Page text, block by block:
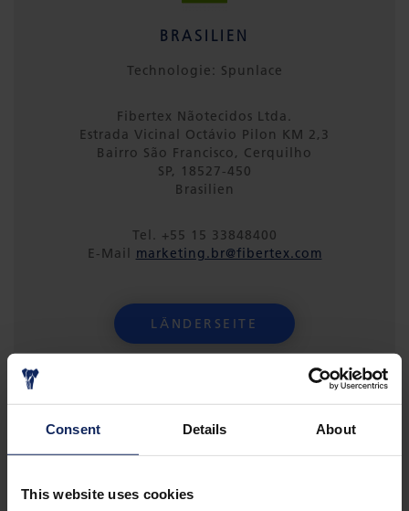
Consent Details About
This website uses cookies
BRASILIEN
Technologie: Spunlace
Fibertex Nãotecidos Ltda.
Estrada Vicinal Octávio Pilon KM 2,3
Bairro São Francisco, Cerquilho
SP, 18527-450
Brasilien
Tel. +55 15 33848400
E-Mail marketing.br@fibertex.com
LÄNDERSEITE